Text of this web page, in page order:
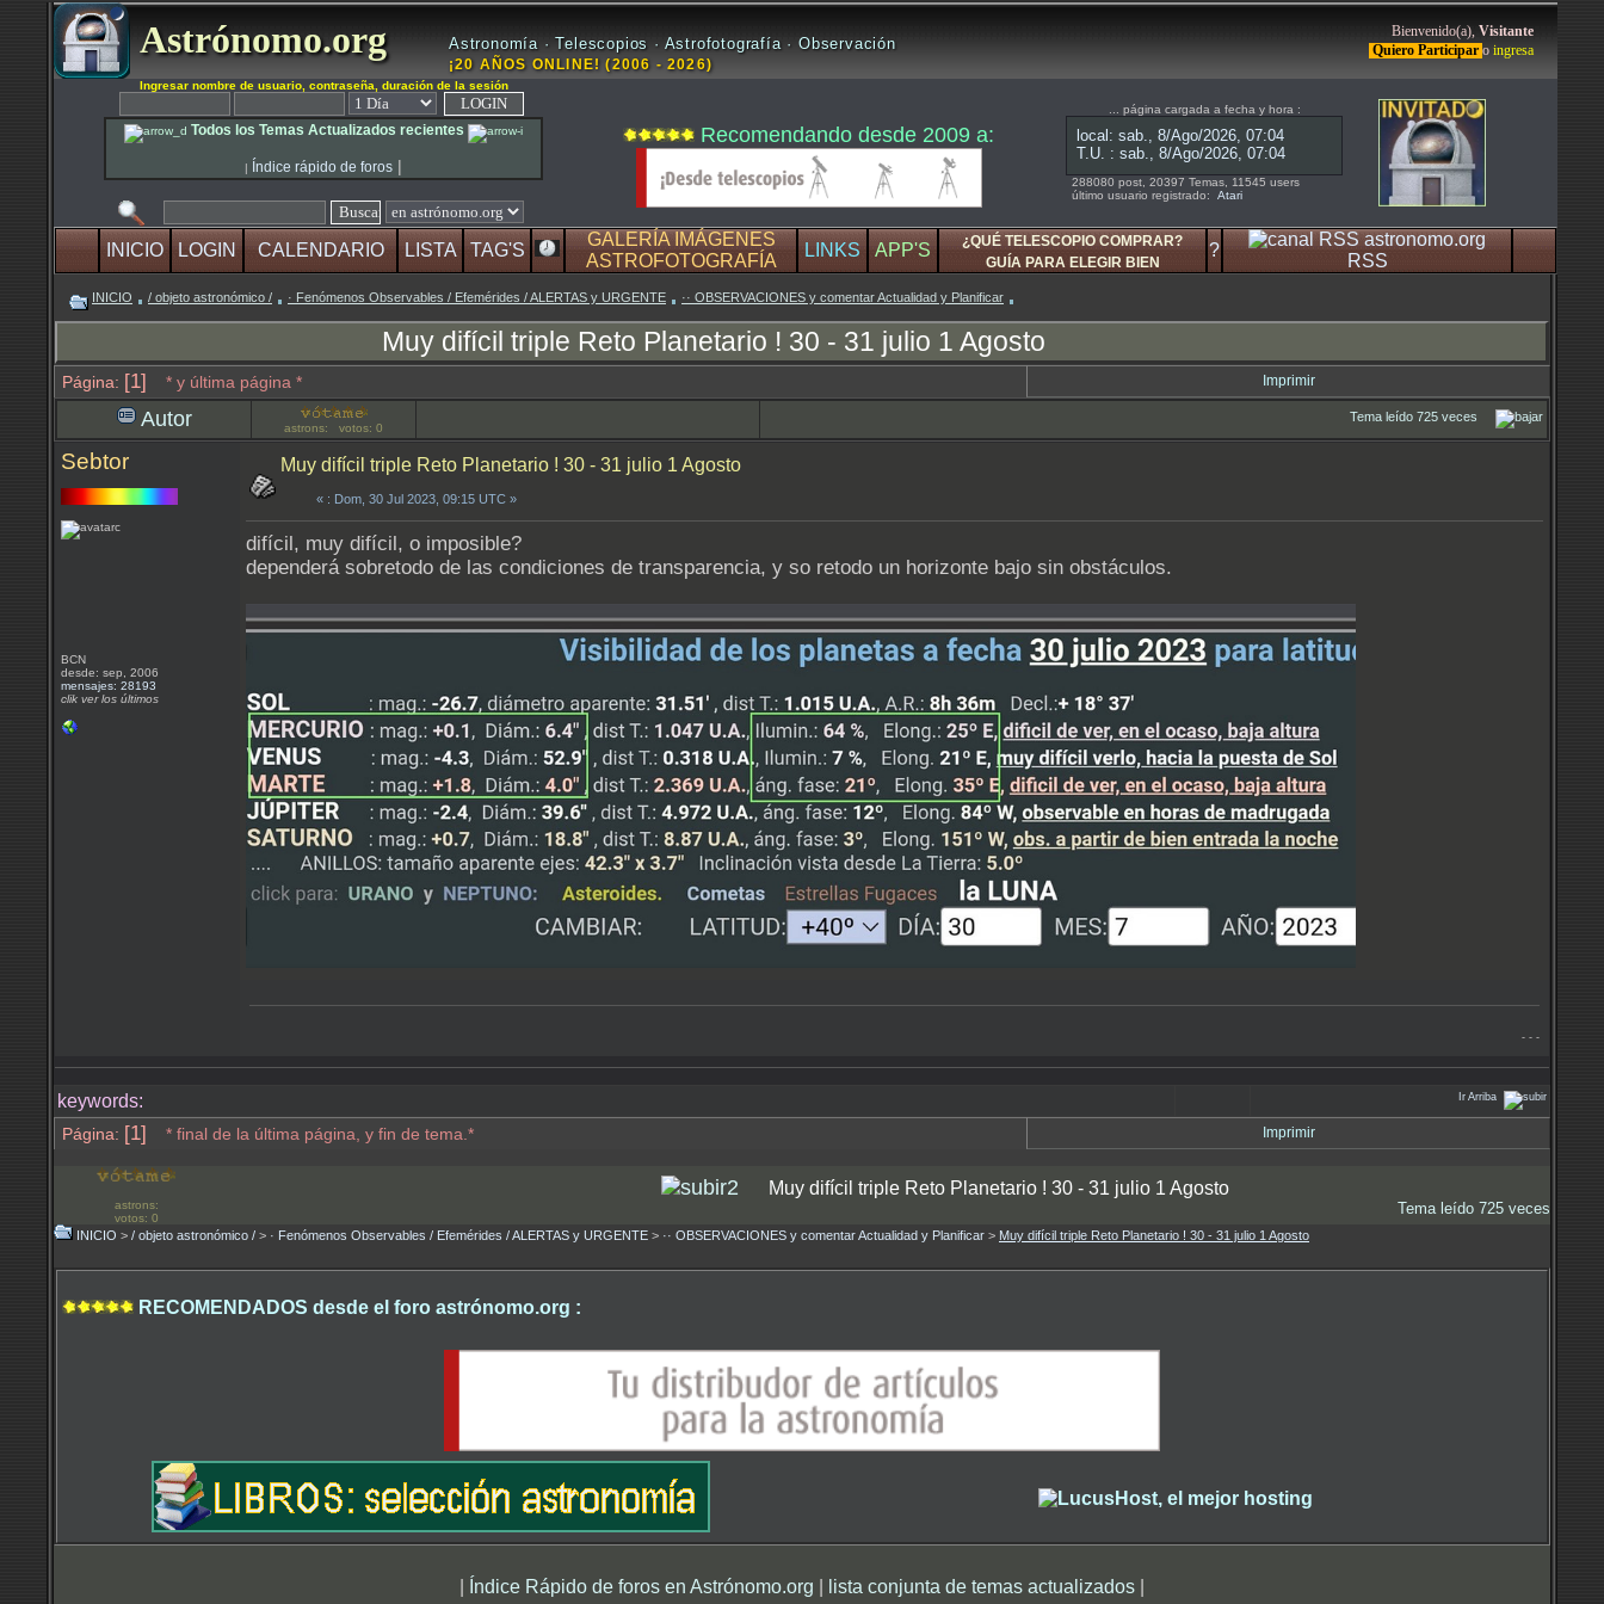
Astrónomo.org Astronomía · Telescopios · Astrofotografía · Observación
¡20 AÑOS ONLINE! (2006 - 2026)
Bienvenido(a), Visitante
Quiero Participar o ingresa
Ingresar nombre de usuario, contraseña, duración de la sesión
Todos los Temas Actualizados recientes
| Índice rápido de foros |
Recomendando desde 2009 a:
... página cargada a fecha y hora :
288080 post, 20397 Temas, 11545 users
último usuario registrado: Atari
INICIO LOGIN CALENDARIO LISTA TAG'S
GALERÍA IMÁGENES
ASTROFOTOGRAFÍA
LINKS APP'S
¿QUÉ TELESCOPIO COMPRAR?
GUÍA PARA ELEGIR BIEN
?
RSS
INICIO / objeto astronómico / · Fenómenos Observables / Efemérides / ALERTAS y URGENTE ·· OBSERVACIONES y comentar Actualidad y Planificar
Muy difícil triple Reto Planetario ! 30 - 31 julio 1 Agosto
Página: [1] * y última página * Imprimir
Autor astrons: votos: 0
Tema leído 725 veces
Sebtor
BCN
desde: sep, 2006
mensajes: 28193
clik ver los últimos
Muy difícil triple Reto Planetario ! 30 - 31 julio 1 Agosto
« : Dom, 30 Jul 2023, 09:15 UTC »
difícil, muy difícil, o imposible?
dependerá sobretodo de las condiciones de transparencia, y so retodo un horizonte bajo sin obstáculos.
- - -
keywords: Ir Arriba
Página: [1] * final de la última página, y fin de tema.* Imprimir
astrons:
votos: 0
Muy difícil triple Reto Planetario ! 30 - 31 julio 1 Agosto
Tema leído 725 veces
INICIO > / objeto astronómico / > · Fenómenos Observables / Efemérides / ALERTAS y URGENTE > ·· OBSERVACIONES y comentar Actualidad y Planificar > Muy difícil triple Reto Planetario ! 30 - 31 julio 1 Agosto
RECOMENDADOS desde el foro astrónomo.org :
| Índice Rápido de foros en Astrónomo.org | lista conjunta de temas actualizados |